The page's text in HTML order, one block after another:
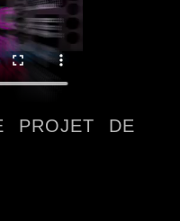
PROJET DE